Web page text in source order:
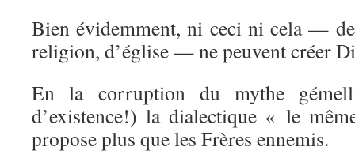
Bien évidemment, ni ceci ni cela —
religion, d’église — ne peuvent créer
En la corruption du mythe
d’existence!) la dialectique « le
propose plus que les Frères ennemis.